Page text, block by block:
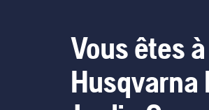
Vous êtes à
Husqvarna